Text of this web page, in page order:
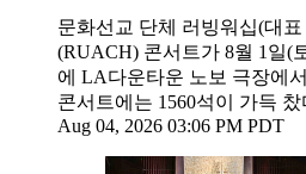
문화선교 단체 러빙워십(대
(RUACH) 콘서트가 8월 1일(
에 LA다운타운 노보 극장에
콘서트에는 1560석이 가득 찼
Aug 04, 2026 03:06 PM PDT